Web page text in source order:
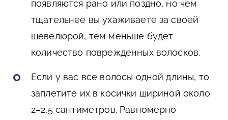
появляются рано или поздно, но чем
тщательнее вы ухаживаете за своей
шевелюрой, тем меньше будет
количество поврежденных волосков.
Если у вас все волосы одной длины, то
заплетите их в косички шириной около
2–2,5 сантиметров. Равномерно